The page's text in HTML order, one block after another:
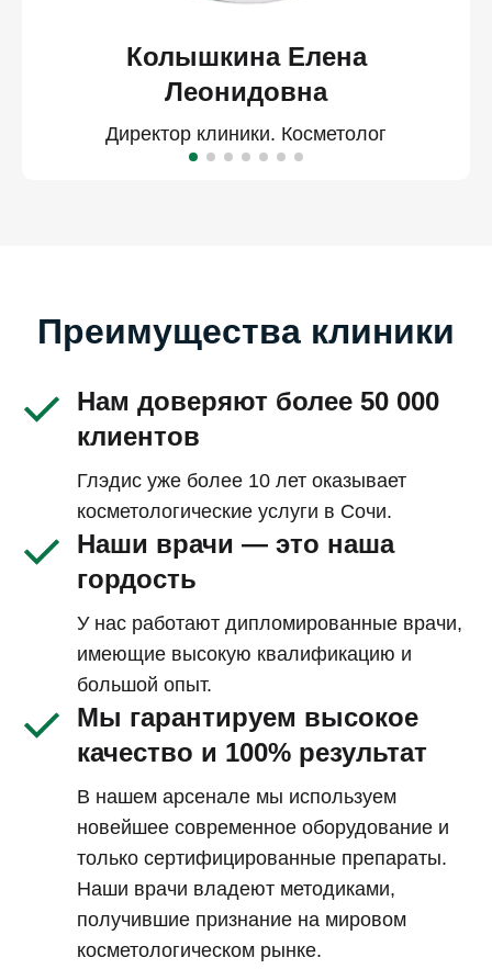
Колышкина Елена
Леонидовна
Директор клиники. Косметолог
Преимущества клиники
Нам доверяют более 50 000
клиентов
Глэдис уже более 10 лет оказывает
косметологические услуги в Сочи.
Наши врачи — это наша
гордость
У нас работают дипломированные врачи,
имеющие высокую квалификацию и
большой опыт.
Мы гарантируем высокое
качество и 100% результат
В нашем арсенале мы используем
новейшее современное оборудование и
только сертифицированные препараты.
Наши врачи владеют методиками,
получившие признание на мировом
косметологическом рынке.